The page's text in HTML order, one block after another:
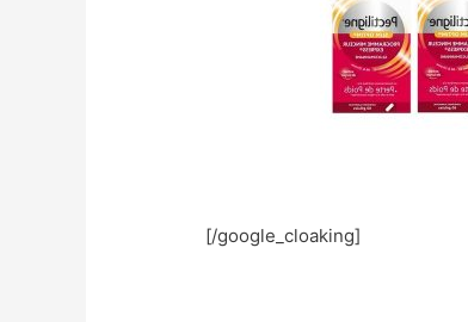
[/google_cloaking]